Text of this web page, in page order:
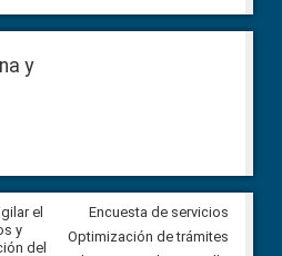
y
el
y
del
Veeduría Ciudadana para
construcción del asfaltado de
Encuesta de servicios
Optimización de trámites